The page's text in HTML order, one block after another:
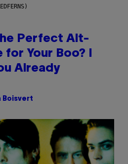
Perfect Alt-
Your Boo? I
Already
Boisvert